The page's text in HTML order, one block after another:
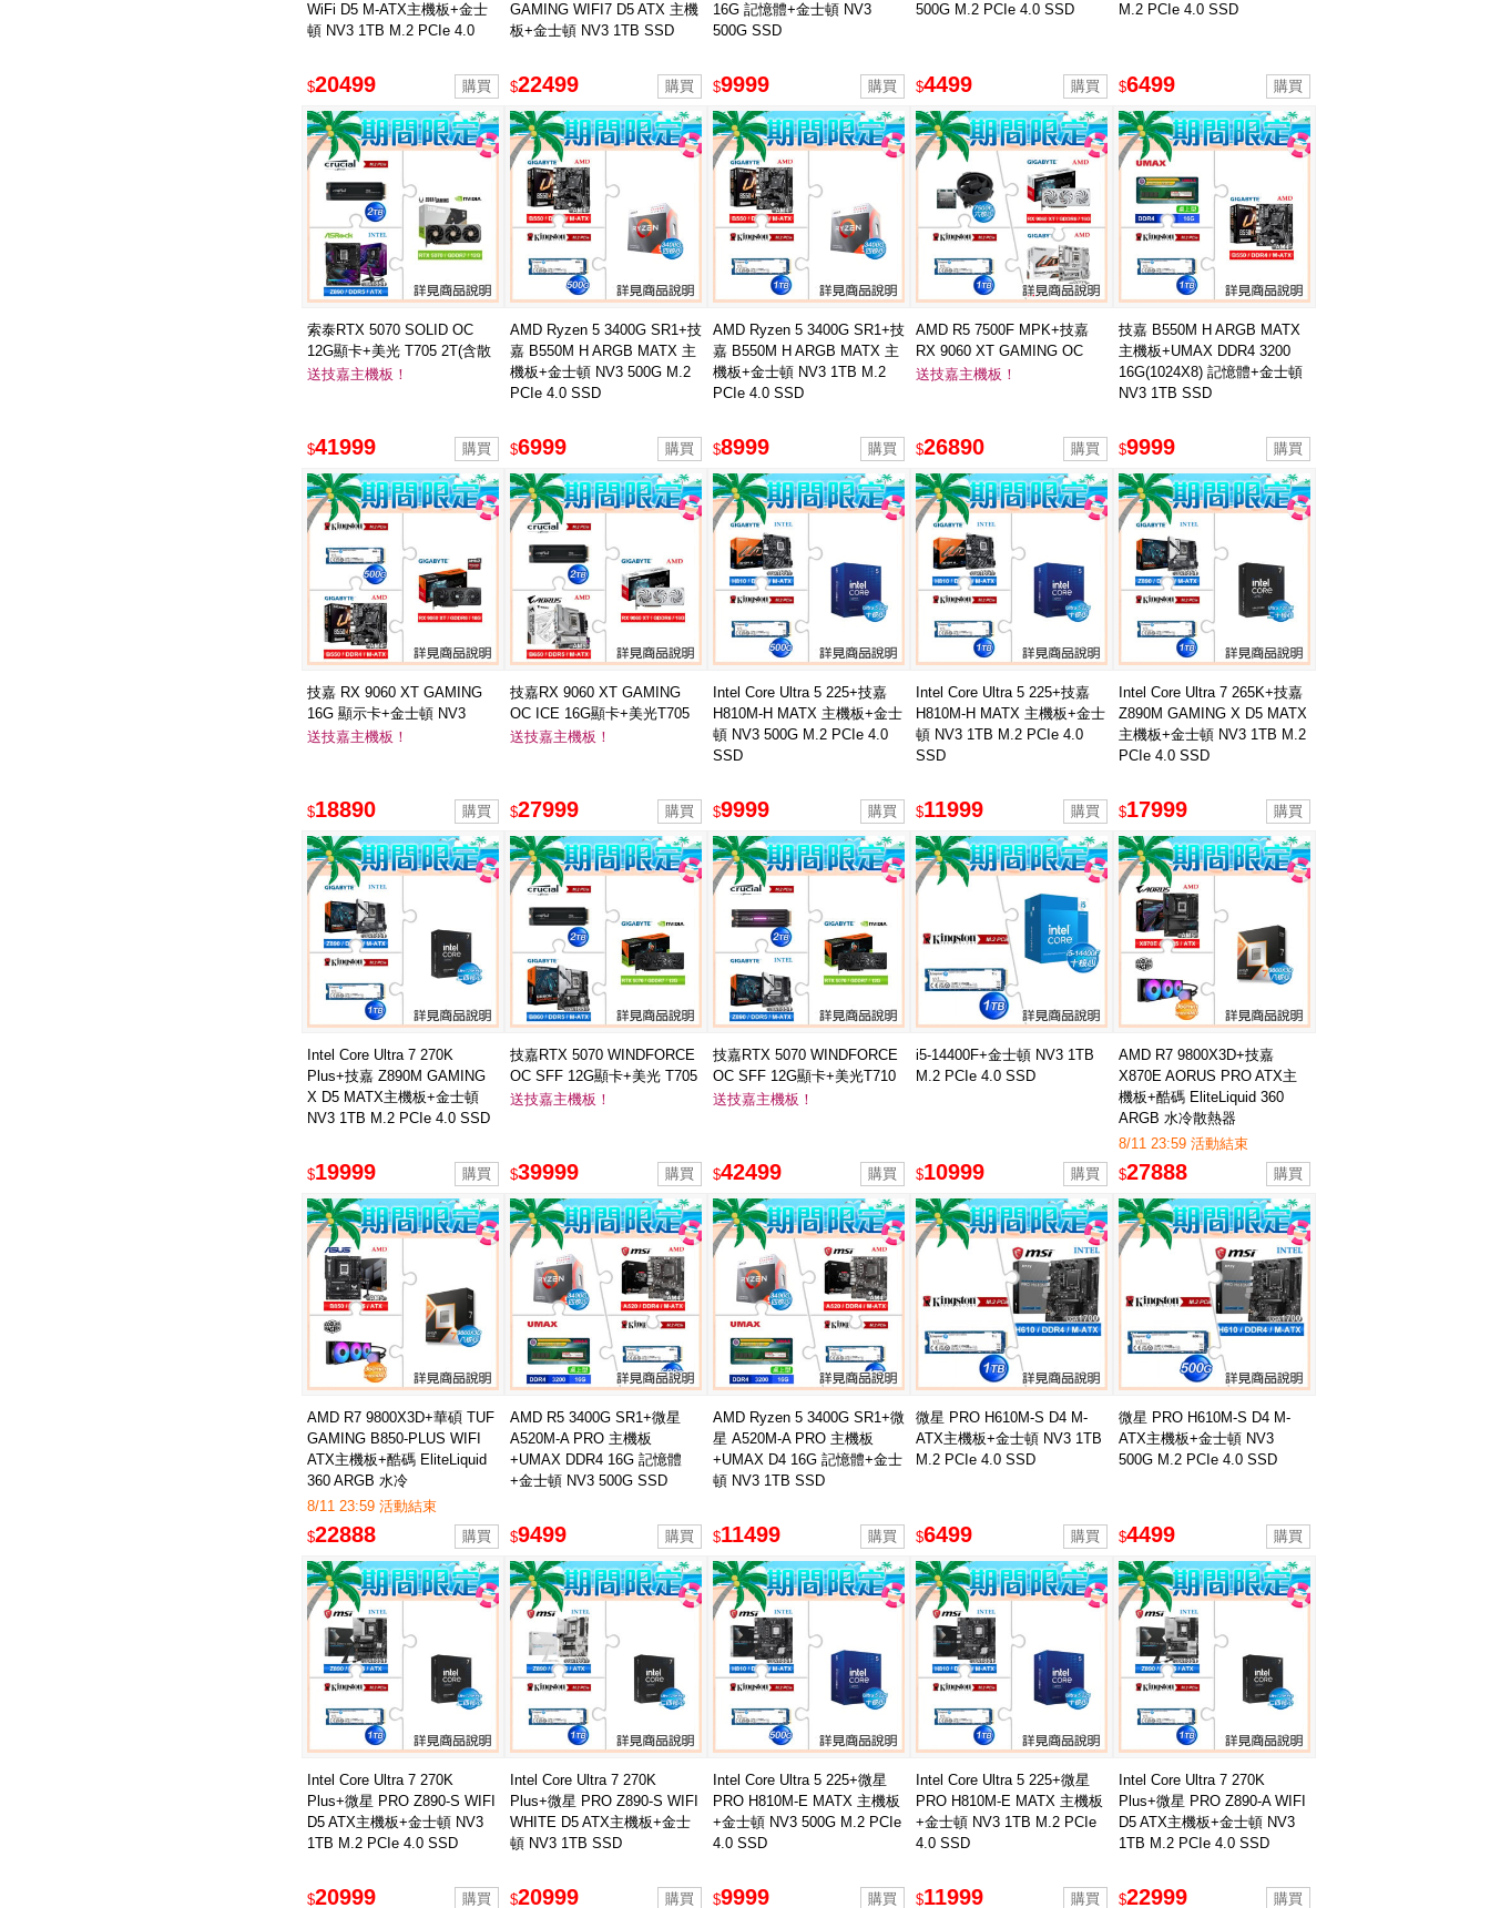
WiFi D5 M-ATX主機板+金士
頓 NV3 1TB M.2 PCIe 4.0
$20499
GAMING WIFI7 D5 ATX 主機
板+金士頓 NV3 1TB SSD
$22499
16G 記憶體+金士頓 NV3
500G SSD
$9999
500G M.2 PCIe 4.0 SSD
$4499
M.2 PCIe 4.0 SSD
$6499
索泰RTX 5070 SOLID OC
12G顯卡+美光 T705 2T(含散
熱片)SSD ★送華擎Z890
送技嘉主機板！
$41999
AMD Ryzen 5 3400G SR1+技
嘉 B550M H ARGB MATX 主
機板+金士頓 NV3 500G M.2
PCIe 4.0 SSD
$6999
AMD Ryzen 5 3400G SR1+技
嘉 B550M H ARGB MATX 主
機板+金士頓 NV3 1TB M.2
PCIe 4.0 SSD
$8999
AMD R5 7500F MPK+技嘉
RX 9060 XT GAMING OC
ICE 16G顯卡+金士頓NV3 1T
送技嘉主機板！
$26890
技嘉 B550M H ARGB MATX
主機板+UMAX DDR4 3200
16G(1024X8) 記憶體+金士頓
NV3 1TB SSD
$9999
技嘉 RX 9060 XT GAMING
16G 顯示卡+金士頓 NV3
500G SSD ★送技嘉 B550M
送技嘉主機板！
$18890
技嘉RX 9060 XT GAMING
OC ICE 16G顯卡+美光T705
2T(含散熱片)SSD ★送技嘉
送技嘉主機板！
$27999
Intel Core Ultra 5 225+技嘉
H810M-H MATX 主機板+金士
頓 NV3 500G M.2 PCIe 4.0
SSD
$9999
Intel Core Ultra 5 225+技嘉
H810M-H MATX 主機板+金士
頓 NV3 1TB M.2 PCIe 4.0
SSD
$11999
Intel Core Ultra 7 265K+技嘉
Z890M GAMING X D5 MATX
主機板+金士頓 NV3 1TB M.2
PCIe 4.0 SSD
$17999
Intel Core Ultra 7 270K
Plus+技嘉 Z890M GAMING
X D5 MATX主機板+金士頓
NV3 1TB M.2 PCIe 4.0 SSD
$19999
技嘉RTX 5070 WINDFORCE
OC SFF 12G顯卡+美光 T705
2T(含散熱片)SSD ★送技嘉
送技嘉主機板！
$39999
技嘉RTX 5070 WINDFORCE
OC SFF 12G顯卡+美光T710
2T(含原廠散熱片)SSD ★送技
送技嘉主機板！
$42499
i5-14400F+金士頓 NV3 1TB
M.2 PCIe 4.0 SSD
$10999
AMD R7 9800X3D+技嘉
X870E AORUS PRO ATX主
機板+酷碼 EliteLiquid 360
ARGB 水冷散熱器
8/11 23:59 活動結束
$27888
AMD R7 9800X3D+華碩 TUF
GAMING B850-PLUS WIFI
ATX主機板+酷碼 EliteLiquid
360 ARGB 水冷
8/11 23:59 活動結束
$22888
AMD R5 3400G SR1+微星
A520M-A PRO 主機板
+UMAX DDR4 16G 記憶體
+金士頓 NV3 500G SSD
$9499
AMD Ryzen 5 3400G SR1+微
星 A520M-A PRO 主機板
+UMAX D4 16G 記憶體+金士
頓 NV3 1TB SSD
$11499
微星 PRO H610M-S D4 M-
ATX主機板+金士頓 NV3 1TB
M.2 PCIe 4.0 SSD
$6499
微星 PRO H610M-S D4 M-
ATX主機板+金士頓 NV3
500G M.2 PCIe 4.0 SSD
$4499
Intel Core Ultra 7 270K
Plus+微星 PRO Z890-S WIFI
D5 ATX主機板+金士頓 NV3
1TB M.2 PCIe 4.0 SSD
$20999
Intel Core Ultra 7 270K
Plus+微星 PRO Z890-S WIFI
WHITE D5 ATX主機板+金士
頓 NV3 1TB SSD
$20999
Intel Core Ultra 5 225+微星
PRO H810M-E MATX 主機板
+金士頓 NV3 500G M.2 PCIe
4.0 SSD
$9999
Intel Core Ultra 5 225+微星
PRO H810M-E MATX 主機板
+金士頓 NV3 1TB M.2 PCIe
4.0 SSD
$11999
Intel Core Ultra 7 270K
Plus+微星 PRO Z890-A WIFI
D5 ATX主機板+金士頓 NV3
1TB M.2 PCIe 4.0 SSD
$22999